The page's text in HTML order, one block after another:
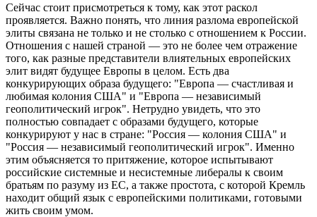
Сейчас стоит присмотреться к тому, как этот раскол
проявляется. Важно понять, что линия разлома европейской
элиты связана не только и не столько с отношением к России.
Отношения с нашей страной — это не более чем отражение
того, как разные представители влиятельных европейских
элит видят будущее Европы в целом. Есть два
конкурирующих образа будущего: "Европа — счастливая и
любимая колония США" и "Европа — независимый
геополитический игрок". Нетрудно увидеть, что это
полностью совпадает с образами будущего, которые
конкурируют у нас в стране: "Россия — колония США" и
"Россия — независимый геополитический игрок". Именно
этим объясняется то притяжение, которое испытывают
российские системные и несистемные либералы к своим
братьям по разуму из ЕС, а также простота, с которой Кремль
находит общий язык с европейскими политиками, готовыми
жить своим умом.